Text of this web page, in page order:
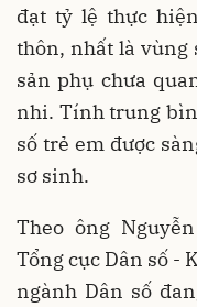
đạt tỷ lệ thực
thôn, nhất là
sản phụ chưa
nhi. Tính trung
số trẻ em được
sơ sinh.
Theo ông
Tổng cục Dân số -
ngành Dân số